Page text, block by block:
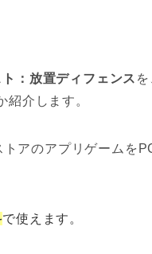
：放置ディフェンス
介します。
アのアプリゲームを
で使えます。